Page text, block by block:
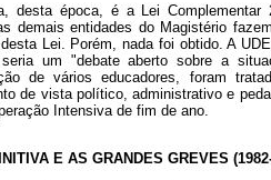
desta época, é a Lei
demais entidades do Magistério
Lei. Porém, nada foi obtido. A
um "debate aberto sobre a
de vários educadores, foram
de vista político, administrativo e
Intensiva de fim de ano.
E AS GRANDES GREVES